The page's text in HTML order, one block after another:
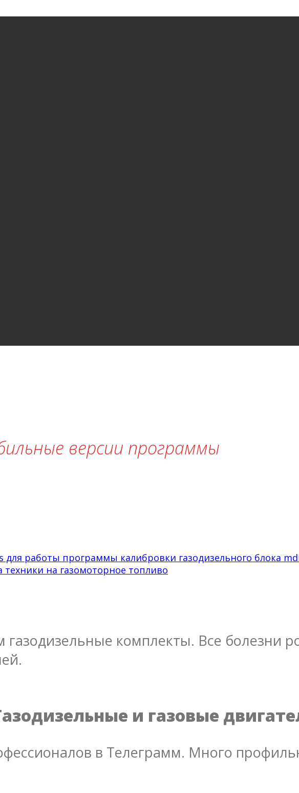
версии программы
для работы программы калибровки газодизельного блока
техники на газомоторное топливо
комплекты. Все болезни
и газовые
в Телеграмм. Много